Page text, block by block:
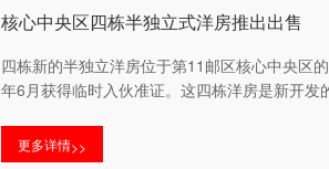
核心中央区四栋半独立式洋房推出出售
四栋新的半独立洋房位于第11邮区核心中央区
年6月获得临时入伙准证。这四栋洋房是新开发
更多详情>>